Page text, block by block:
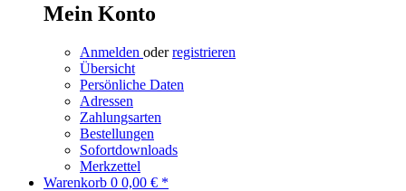
Mein Konto
Anmelden oderregistrieren
Übersicht
Persönliche Daten
Adressen
Zahlungsarten
Bestellungen
Sofortdownloads
Merkzettel
Warenkorb 0 0,00 € *